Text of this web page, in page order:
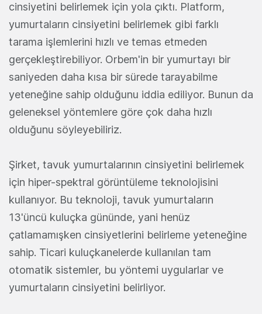
cinsiyetini belirlemek için yola çıktı. Platform,
yumurtaların cinsiyetini belirlemek gibi farklı
tarama işlemlerini hızlı ve temas etmeden
gerçekleştirebiliyor. Orbem'in bir yumurtayı bir
saniyeden daha kısa bir sürede tarayabilme
yeteneğine sahip olduğunu iddia ediliyor. Bunun da
geleneksel yöntemlere göre çok daha hızlı
olduğunu söyleyebiliriz.
Şirket, tavuk yumurtalarının cinsiyetini belirlemek
için hiper-spektral görüntüleme teknolojisini
kullanıyor. Bu teknoloji, tavuk yumurtaların
13'üncü kuluçka gününde, yani henüz
çatlamamışken cinsiyetlerini belirleme yeteneğine
sahip. Ticari kuluçkanelerde kullanılan tam
otomatik sistemler, bu yöntemi uygularlar ve
yumurtaların cinsiyetini belirliyor.